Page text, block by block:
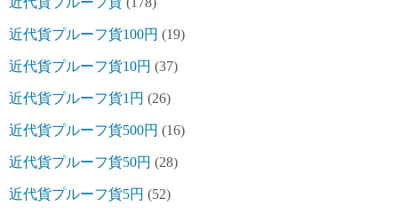
近代貨プルーフ貨100円 (19)
近代貨プルーフ貨10円 (37)
近代貨プルーフ貨1円 (26)
近代貨プルーフ貨500円 (16)
近代貨プルーフ貨50円 (28)
近代貨プルーフ貨5円 (52)